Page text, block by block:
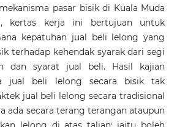
pasar bisik di Kuala Muda
kertas kerja ini bertujuan untuk
kepatuhan jual beli lelong yang
terhadap kehendak syarak dari segi
dan syarat jual beli. Hasil kajian
jual beli lelong secara bisik tak
jual beli lelong secara tradisional
ada secara terang terangan ataupun